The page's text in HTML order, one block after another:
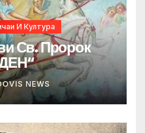
И Култура
Св. Пророк
NEWS